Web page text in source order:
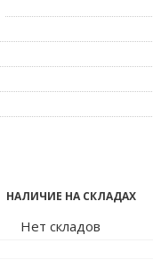
НАЛИЧИЕ НА СКЛАДАХ
Нет складов